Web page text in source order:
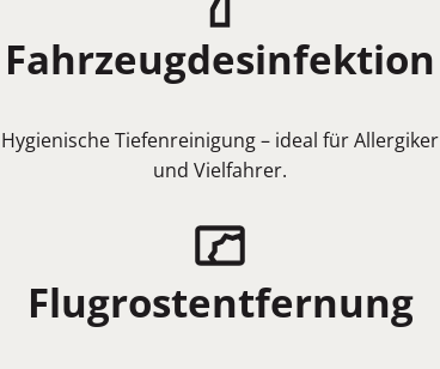
Fahrzeugdesinfektion
Hygienische Tiefenreinigung – ideal für Allergiker
und Vielfahrer.
Flugrostentfernung